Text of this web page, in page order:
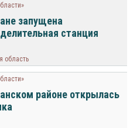
запущена
станция
область
районе открылась